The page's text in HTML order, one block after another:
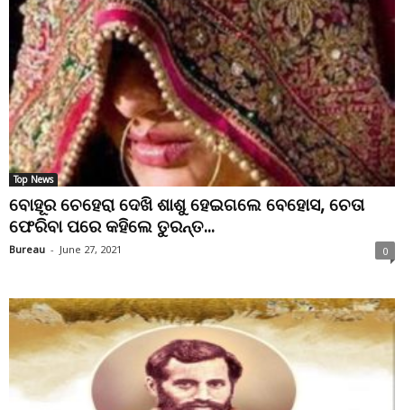
Top News
ବୋହୂର ଚେହେରା ଦେଖି ଶାଶୁ ହେଇଗଲେ ବେହୋସ, ଚେତା
ଫେରିବା ପରେ କହିଲେ ତୁରନ୍ତ...
Bureau - June 27, 2021 0